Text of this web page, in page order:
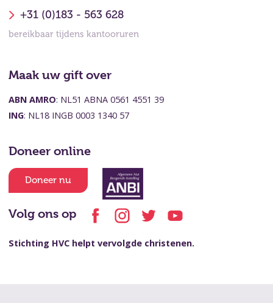
+31 (0)183 - 563 628
bereikbaar tijdens kantooruren
Maak uw gift over
ABN AMRO: NL51 ABNA 0561 4551 39
ING: NL18 INGB 0003 1340 57
Doneer online
Doneer nu
Volg ons op
Stichting HVC helpt vervolgde christenen.